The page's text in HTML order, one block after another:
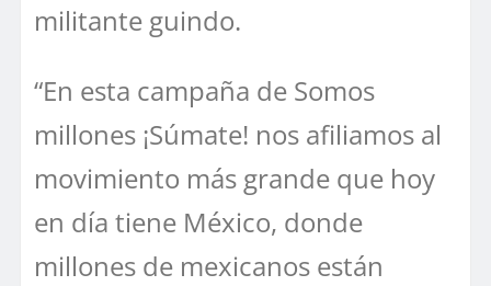
militante guindo.
“En esta campaña de Somos
millones ¡Súmate! nos afiliamos al
movimiento más grande que hoy
en día tiene México, donde
millones de mexicanos están